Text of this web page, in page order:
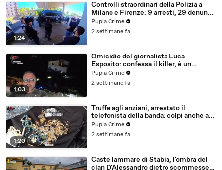
1:24
Controlli straordinari della Polizia a
Milano e Firenze: 9 arresti, 29 denunce
e oltre 7mila persone identificate
(25.07.26)
Pupia Crime
2 settimane fa
1:03
Omicidio del giornalista Luca
Esposito: confessa il killer, è un
26enne tunisino (25.07.26)
Pupia Crime
2 settimane fa
1:20
Truffe agli anziani, arrestato il
telefonista della banda: colpi anche ad
Aversa, oltre 300mila euro il bottino
stimato (24.07.26)
Pupia Crime
2 settimane fa
Castellammare di Stabia, l'ombra del
clan D'Alessandro dietro scommesse